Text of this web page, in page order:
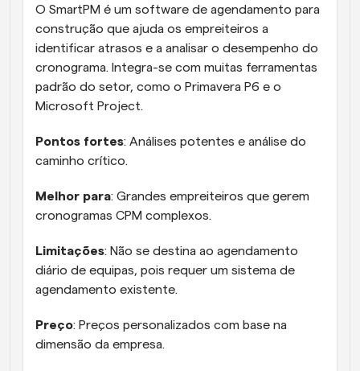
O SmartPM é um software de agendamento para
construção que ajuda os empreiteiros a
identificar atrasos e a analisar o desempenho do
cronograma. Integra-se com muitas ferramentas
padrão do setor, como o Primavera P6 e o
Microsoft Project.
Pontos fortes: Análises potentes e análise do
caminho crítico.
Melhor para: Grandes empreiteiros que gerem
cronogramas CPM complexos.
Limitações: Não se destina ao agendamento
diário de equipas, pois requer um sistema de
agendamento existente.
Preço: Preços personalizados com base na
dimensão da empresa.